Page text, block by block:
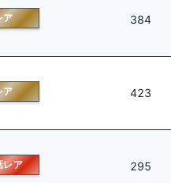
ア 384
ア 423
レア 295